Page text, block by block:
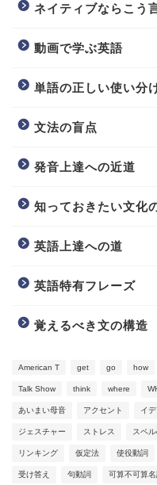
ネイティブならこう
動画で学ぶ英語
単語の正しい使い分
文法の盲点
発音上達への近道
知っておきたい文化
英語上達への道
英語特有フレーズ
覚えるべき文の構造
American T get go how
Talk Show think where
あいまい母音 アクセント イ
ジェスチャー ストレス スペ
リンキング 仮定法 使役動詞
受け答え 句動詞 可算不可算名